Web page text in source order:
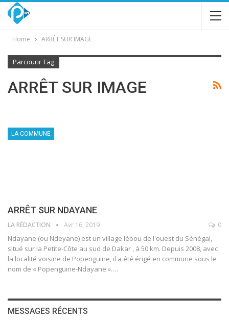
Home ARRÊT SUR IMAGE
Parcourir Tag
ARRÊT SUR IMAGE
LA COMMUNE
ARRÊT SUR NDAYANE
LA RÉDACTION Avr 16, 2019 0
Ndayane (ou Ndeyane) est un village lébou de l'ouest du Sénégal,
situé sur la Petite-Côte au sud de Dakar , à 50 km. Depuis 2008, avec
la localité voisine de Popenguine, il a été érigé en commune sous le
nom de « Popenguine-Ndayane ».…
MESSAGES RÉCENTS